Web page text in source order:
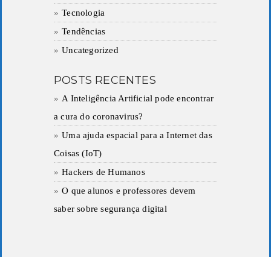
Tecnologia
Tendências
Uncategorized
POSTS RECENTES
A Inteligência Artificial pode encontrar
a cura do coronavirus?
Uma ajuda espacial para a Internet das
Coisas (IoT)
Hackers de Humanos
O que alunos e professores devem
saber sobre segurança digital